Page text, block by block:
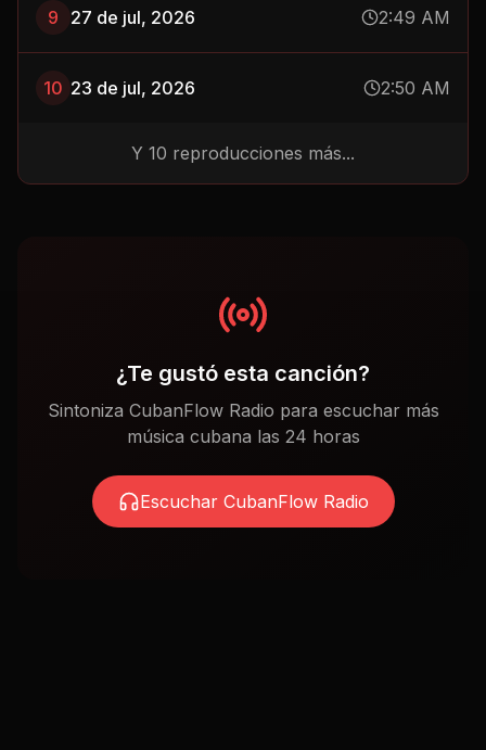
9 27 de jul, 2026 2:49 AM
10 23 de jul, 2026 2:50 AM
Y 10 reproducciones más...
¿Te gustó esta canción?
Sintoniza CubanFlow Radio para escuchar más
música cubana las 24 horas
Escuchar CubanFlow Radio